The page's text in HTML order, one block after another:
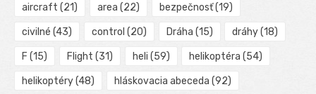
aircraft (21) area (22) bezpečnosť(19)
civilné (43) control (20) Dráha (15) dráhy(18)
F (15) Flight (31) heli (59) helikoptéra (54)
helikoptéry(48) hláskovacia abeceda (92)